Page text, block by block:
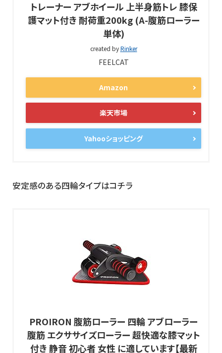
トレーナー アブホイール 上半身筋トレ 膝保
護マット付き 耐荷重200kg (A-腹筋ローラー
単体)
created byRinker
FEELCAT
Amazon
楽天市場
Yahooショッピング
安定感のある四輪タイプはコチラ
PROIRON 腹筋ローラー 四輪 アブローラー
腹筋 エクササイズローラー 超快適な膝マット
付き 静音 初心者 女性 に適しています【最新